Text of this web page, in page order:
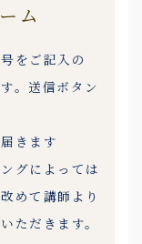
ム
をご記入の
。送信ボタン
きます
グによっては
めて講師より
ただきます。